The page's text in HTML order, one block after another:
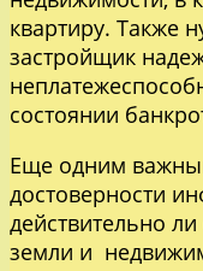
квартиру. Также
застройщик
состоянии
Еще одним
достоверности
действительно
земли и